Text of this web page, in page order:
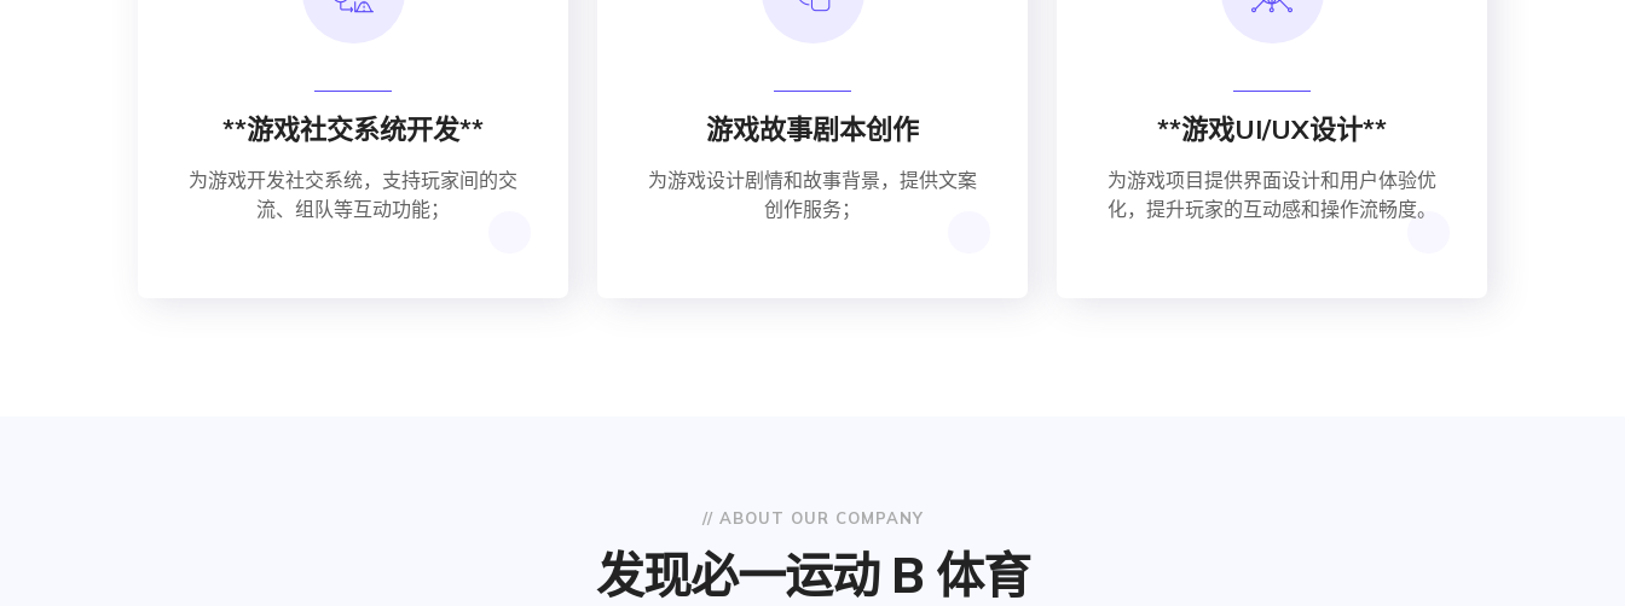
**游戏社交系统开发**
为游戏开发社交系统，支持玩家间的交
流、组队等互动功能；
游戏故事剧本创作
为游戏设计剧情和故事背景，提供文案
创作服务；
**游戏UI/UX设计**
为游戏项目提供界面设计和用户体验优
化，提升玩家的互动感和操作流畅度。
// ABOUT OUR COMPANY
发现必一运动 B 体育